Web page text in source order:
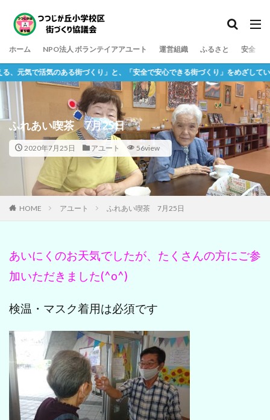
ホーム NPO法人 ボランテイアアユート 運営組織 ふるさと 安全
ある街づくり」と、「安全で安心できる街づくり」をめざしていく組織です。
ふれあい喫茶 7月25日
2020年7月25日 アユート 56view
HOME アユート ふれあい喫茶 7月25日
あいにくのお天気でしたが、たくさんの方にご参
加いただきました(^o^)
検温・マスク着用は必須です